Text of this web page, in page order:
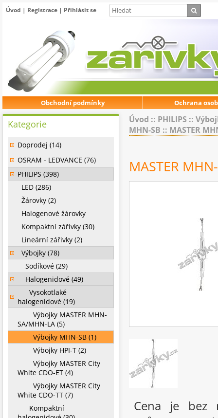
Úvod | Registrace | Přihlásit se
Obchodní podmínky Ochrana
Úvod :: PHILIPS ::
MHN-SB :: MASTER
MASTER
Cena je bez
Kategorie
Doprodej (14)
OSRAM - LEDVANCE (76)
PHILIPS (398)
LED (286)
Žárovky (2)
Halogenové žárovky
Kompaktní zářivky (30)
Lineární zářivky (2)
Výbojky (78)
Sodíkové (29)
Halogenidové (49)
Vysokotlaké
halogenidové (19)
Výbojky MASTER MHN-
SA/MHN-LA (5)
Výbojky MHN-SB (1)
Výbojky HPI-T (2)
Výbojky MASTER City
White CDO-ET (4)
Výbojky MASTER City
White CDO-TT (7)
Kompaktní